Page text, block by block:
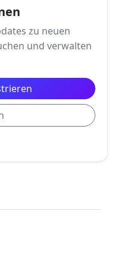
zu neuen
und verwalten